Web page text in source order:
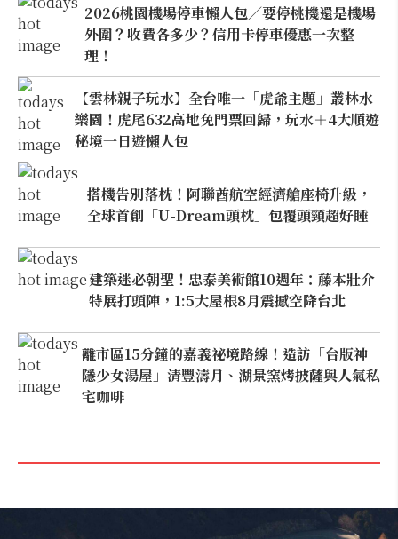
2026桃園機場停車懶人包／要停桃機還是機場
外圍？收費各多少？信用卡停車優惠一次整
理！
【雲林親子玩水】全台唯一「虎爺主題」叢林水
樂園！虎尾632高地免門票回歸，玩水＋4大順遊
秘境一日遊懶人包
搭機告別落枕！阿聯酋航空經濟艙座椅升級，
全球首創「U-Dream頭枕」包覆頭頸超好睡
建築迷必朝聖！忠泰美術館10週年：藤本壯介
特展打頭陣，1:5大屋根8月震撼空降台北
離市區15分鐘的嘉義祕境路線！造訪「台版神
隱少女湯屋」清豐濤月、湖景窯烤披薩與人氣私
宅咖啡